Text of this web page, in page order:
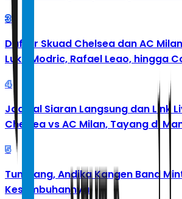
3
Daftar Skuad Chelsea dan AC
Luka Modric, Rafael Leao, hingga
4
Jadwal Siaran Langsung dan Link
Chelsea vs AC Milan, Tayang di
5
Tumbang, Andika Kangen Band
Kesembuhannya